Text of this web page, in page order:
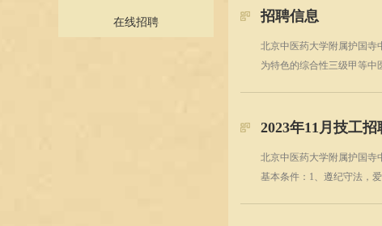
在线招聘 招聘信息
北京中医药大学附属护国寺
为特色的综合性三级甲等
2023年11月技工招
北京中医药大学附属护国寺
基本条件：1、遵纪守法，